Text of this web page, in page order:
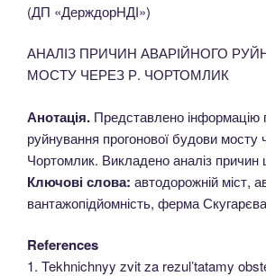
(ДП «ДерждорНДІ»)
АНАЛІЗ ПРИЧИН АВАРІЙНОГО
МОСТУ ЧЕРЕЗ Р. ЧОРТОМЛИК
Анотація. Представлено інформацію
руйнування прогонової будови мосту
Чортомлик. Викладено аналіз причин
Ключові слова: автодорожній міст,
вантажопідйомність, ферма
References
1. Tekhnichnyy zvit za rezul’tatamy